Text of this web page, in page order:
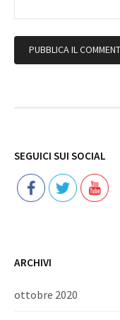
SEGUICI SUI SOCIAL
ARCHIVI
ottobre 2020